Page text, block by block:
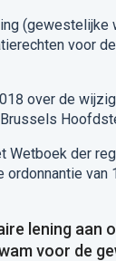
voor
over de
Wetboek der
van
lening aan
voor de